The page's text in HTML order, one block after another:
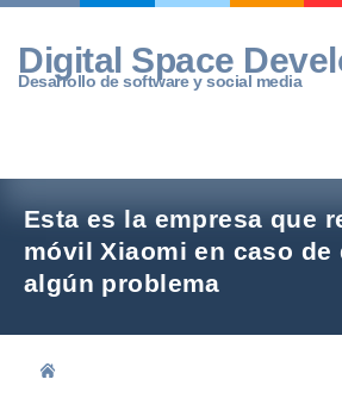
Skip
content
Digital Space
Desarrollo de software y social media
Esta es la empresa que
móvil Xiaomi en caso de
algún problema